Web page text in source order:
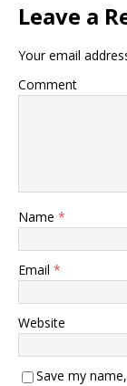
Leave a
Your email
Comment
Name *
Email *
Website
Save my